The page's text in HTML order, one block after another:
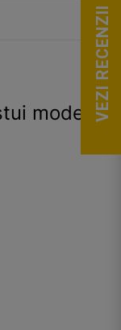
model VEZI RECENZII